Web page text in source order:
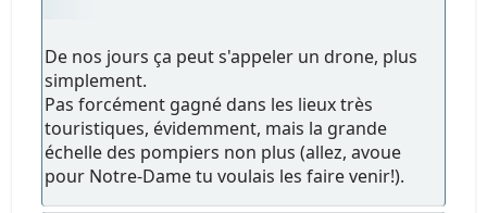
De nos jours ça peut s'appeler un drone, plus
simplement.
Pas forcément gagné dans les lieux très
touristiques, évidemment, mais la grande
échelle des pompiers non plus (allez, avoue
pour Notre-Dame tu voulais les faire venir!).